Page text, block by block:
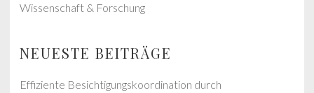
Wissenschaft & Forschung
NEUESTE BEITRÄGE
Effiziente Besichtigungskoordination durch